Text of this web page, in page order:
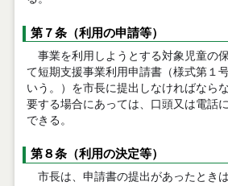
第７条（利用の申請等）
事業を利用しようとする対象児童の
て短期支援事業利用申請書（様式第１
いう。）を市長に提出しなければなら
要する場合にあっては、口頭又は電話
できる。
第８条（利用の決定等）
市長は、申請書の提出があったとき